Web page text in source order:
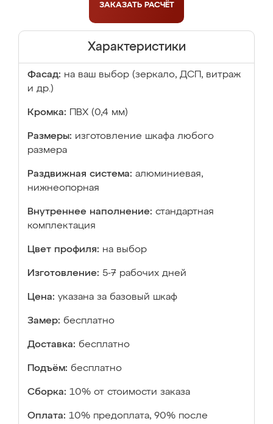
ЗАКАЗАТЬ РАСЧЁТ
Характеристики
Фасад: на ваш выбор (зеркало, ДСП, витраж
и др.)
Кромка: ПВХ (0,4 мм)
Размеры: изготовление шкафа любого
размера
Раздвижная система: алюминиевая,
нижнеопорная
Внутреннее наполнение: стандартная
комплектация
Цвет профиля: на выбор
Изготовление: 5-7 рабочих дней
Цена: указана за базовый шкаф
Замер: бесплатно
Доставка: бесплатно
Подъём: бесплатно
Сборка: 10% от стоимости заказа
Оплата: 10% предоплата, 90% после